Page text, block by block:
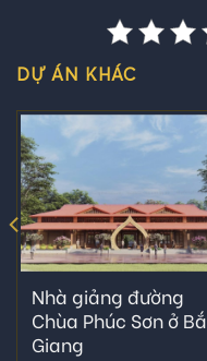
DỰ ÁN KHÁC
Nhà giảng đường
Chùa Phúc Sơn ở
Giang